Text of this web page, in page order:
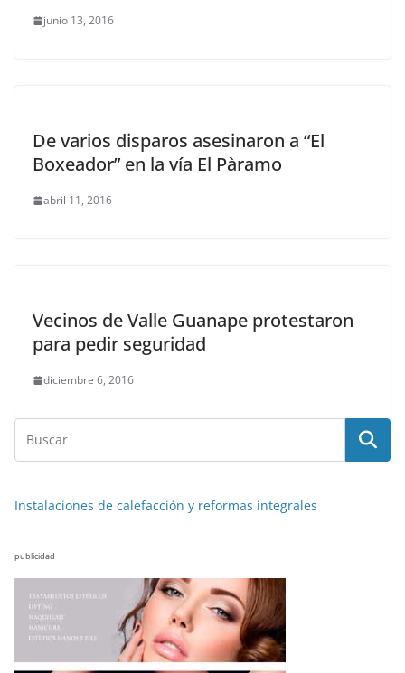
junio 13, 2016
De varios disparos asesinaron a “El
Boxeador” en la vía El Pàramo
abril 11, 2016
Vecinos de Valle Guanape protestaron
para pedir seguridad
diciembre 6, 2016
Instalaciones de calefacción y reformas integrales
publicidad